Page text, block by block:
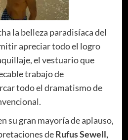
la belleza paradisíaca del
apreciar todo el logro
el vestuario que
trabajo de
todo el dramatismo de
su gran mayoría de aplauso,
deRufus Sewell,